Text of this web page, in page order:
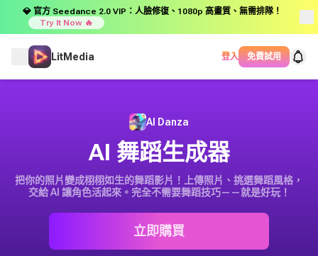
💎 官方 Seedance 2.0 VIP：人臉修復、1080p 高畫質、無需排隊！
Try It Now 🔥
LitMedia 登入 免費試用
AI Danza
AI 舞蹈生成器
把你的照片變成栩栩如生的舞蹈影片！上傳照片、挑選舞蹈風格，
交給 AI 讓角色活起來。完全不需要舞蹈技巧——就是好玩！
立即購買